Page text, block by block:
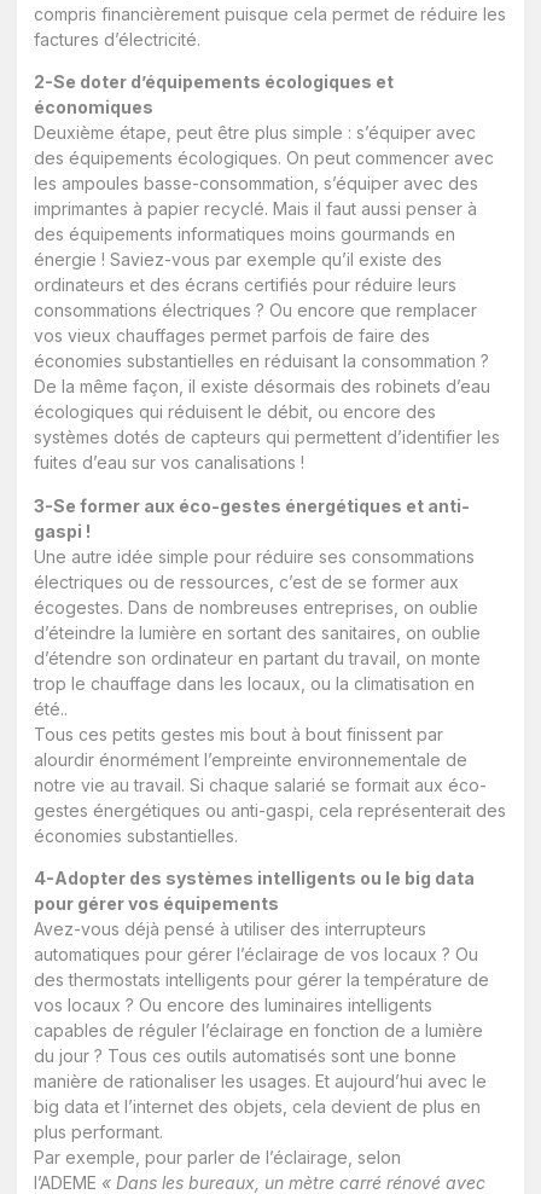
compris financièrement puisque cela permet de réduire les
factures d’électricité.
2-Se doter d’équipements écologiques et
économiques
Deuxième étape, peut être plus simple : s’équiper avec
des équipements écologiques. On peut commencer avec
les ampoules basse-consommation, s’équiper avec des
imprimantes à papier recyclé. Mais il faut aussi penser à
des équipements informatiques moins gourmands en
énergie ! Saviez-vous par exemple qu’il existe des
ordinateurs et des écrans certifiés pour réduire leurs
consommations électriques ? Ou encore que remplacer
vos vieux chauffages permet parfois de faire des
économies substantielles en réduisant la consommation ?
De la même façon, il existe désormais des robinets d’eau
écologiques qui réduisent le débit, ou encore des
systèmes dotés de capteurs qui permettent d’identifier les
fuites d’eau sur vos canalisations !
3-Se former aux éco-gestes énergétiques et anti-
gaspi !
Une autre idée simple pour réduire ses consommations
électriques ou de ressources, c’est de se former aux
écogestes. Dans de nombreuses entreprises, on oublie
d’éteindre la lumière en sortant des sanitaires, on oublie
d’étendre son ordinateur en partant du travail, on monte
trop le chauffage dans les locaux, ou la climatisation en
été..
Tous ces petits gestes mis bout à bout finissent par
alourdir énormément l’empreinte environnementale de
notre vie au travail. Si chaque salarié se formait aux éco-
gestes énergétiques ou anti-gaspi, cela représenterait des
économies substantielles.
4-Adopter des systèmes intelligents ou le big data
pour gérer vos équipements
Avez-vous déjà pensé à utiliser des interrupteurs
automatiques pour gérer l’éclairage de vos locaux ? Ou
des thermostats intelligents pour gérer la température de
vos locaux ? Ou encore des luminaires intelligents
capables de réguler l’éclairage en fonction de a lumière
du jour ? Tous ces outils automatisés sont une bonne
manière de rationaliser les usages. Et aujourd’hui avec le
big data et l’internet des objets, cela devient de plus en
plus performant.
Par exemple, pour parler de l’éclairage, selon
l’ADEME « Dans les bureaux, un mètre carré rénové avec